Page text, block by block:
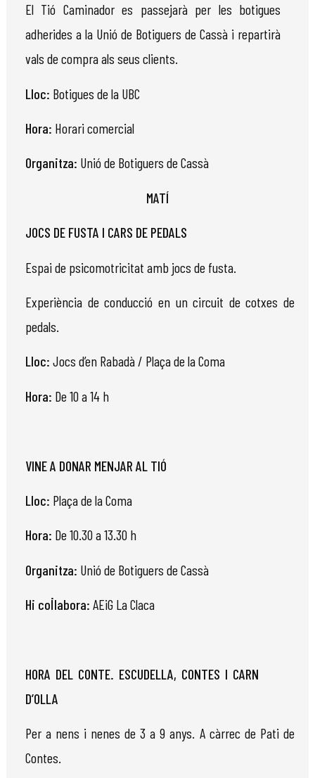
El Tió Caminador es passejarà per les botigues
adherides a la Unió de Botiguersde Cassà i repartirà
vals de compra als seus clients.
Lloc: Botigues de la UBC
Hora: Horari comercial
Organitza: Unióde Botiguers de Cassà
MATÍ
JOCS DE FUSTA I CARS DE PEDALS
Espai de psicomotricitat amb jocs de fusta.
Experiència de conducció en un circuit de cotxes de
pedals.
Lloc: Jocs d’en Rabadà / Plaça de la Coma
Hora: De 10 a 14 h
VINE A DONAR MENJAR AL TIÓ
Lloc: Plaça de la Coma
Hora: De 10.30 a 13.30 h
Organitza: Unióde Botiguers de Cassà
Hi col·labora: AEiG La Claca
HORA DEL CONTE. ESCUDELLA, CONTES I CARN
D’OLLA
Per a nens i nenes de 3 a 9 anys. A càrrec de Pati de
Contes.